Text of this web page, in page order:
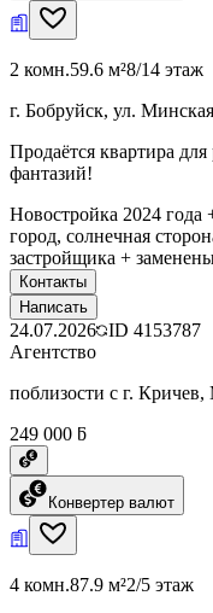
2 комн.59.6 м²8/14 этаж
г. Бобруйск, ул.
Продаётся квартира
фантазий!
Новостройка 2024
город, солнечная
застройщика +
Контакты
Написать
24.07.2026 ID 4153787
Агентство
поблизости с г. Кричев,
249 000 ƃ
Конвертер валют
4 комн.87.9 м²2/5 этаж